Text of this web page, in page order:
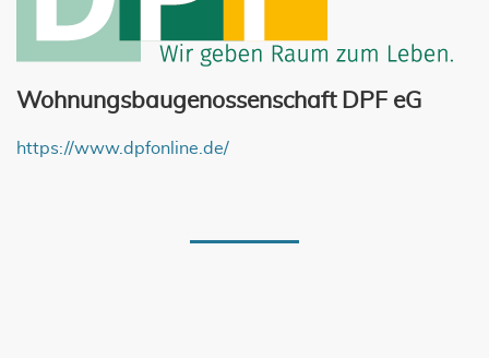
Wohnungsbaugenossenschaft DPF eG
https://www.dpfonline.de/